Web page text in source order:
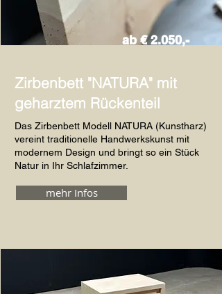
Zirbenbett "NATURA" mit
geharztem Rückenteil
ab € 2.050,-
Das Zirbenbett Modell NATURA (Kunstharz)
vereint traditionelle Handwerkskunst mit
modernem Design und bringt so ein Stück
Natur in Ihr Schlafzimmer.
mehr Infos